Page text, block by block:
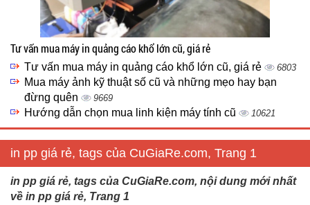
Tư vấn mua máy in quảng cáo khổ lớn cũ, giá rẻ
Tư vấn mua máy in quảng cáo khổ lớn cũ, giá rẻ 6803
Mua máy ảnh kỹ thuật số cũ và những mẹo hay bạn
đừng quên
9669
Hướng dẫn chọn mua linh kiện máy tính cũ 10621
in pp giá rẻ, tags của CuGiaRe.com, Trang 1
in pp giá rẻ, tags của CuGiaRe.com, nội dung mới nhất
về in pp giá rẻ, Trang 1